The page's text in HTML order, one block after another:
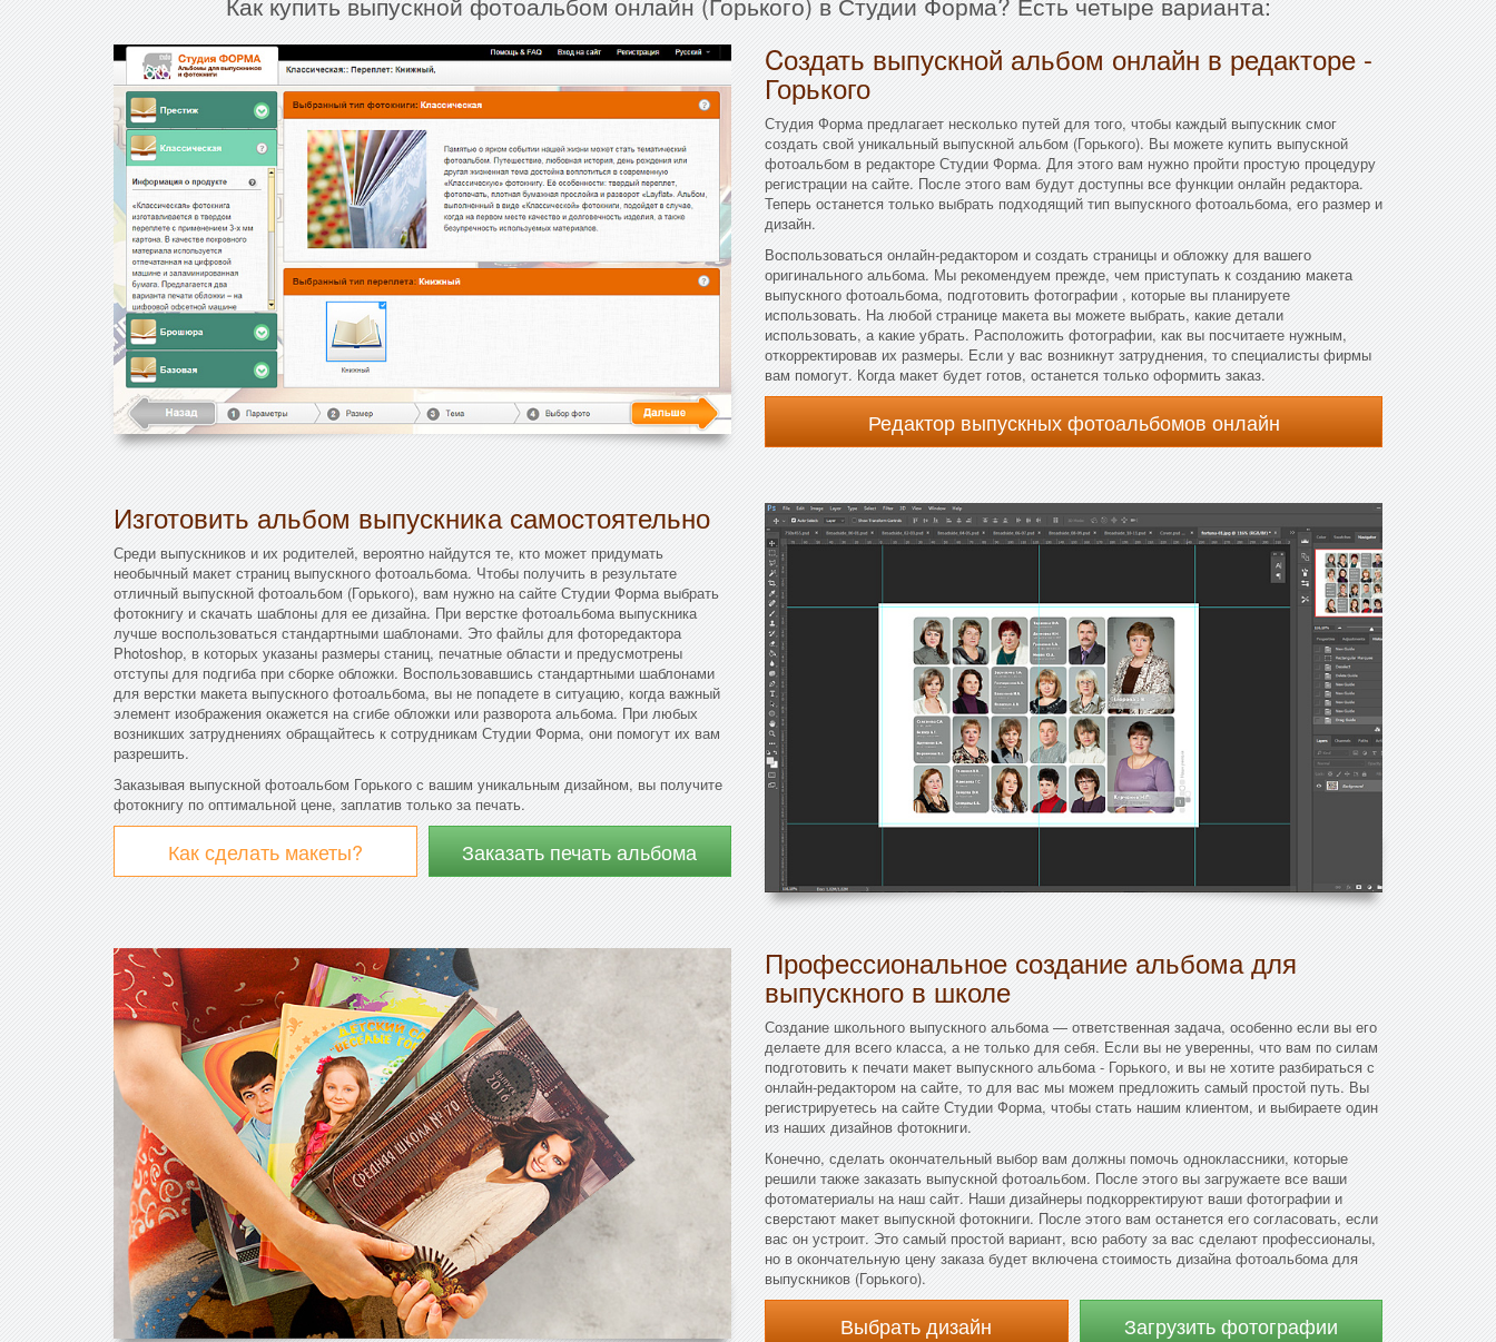
Cоздать выпускной альбом онлайн в редакторе -
Горького
Студия Форма предлагает несколько путей для того, чтобы каждый выпускник смог
создать свой уникальный выпускной альбом (Горького). Вы можете купить выпускной
фотоальбом в редакторе Студии Форма. Для этого вам нужно пройти простую процедуру
регистрации на сайте. После этого вам будут доступны все функции онлайн редактора.
Теперь останется только выбрать подходящий тип выпускного фотоальбома, его размер и
дизайн.
Воспользоваться онлайн-редактором и создать страницы и обложку для вашего
оригинального альбома. Мы рекомендуем прежде, чем приступать к созданию макета
выпускного фотоальбома, подготовить фотографии , которые вы планируете
использовать. На любой странице макета вы можете выбрать, какие детали
использовать, а какие убрать. Расположить фотографии, как вы посчитаете нужным,
откорректировав их размеры. Если у вас возникнут затруднения, то специалисты фирмы
вам помогут. Когда макет будет готов, останется только оформить заказ.
Редактор выпускных фотоальбомов онлайн
Изготовить альбом выпускника самостоятельно
Среди выпускников и их родителей, вероятно найдутся те, кто может придумать
необычный макет страниц выпускного фотоальбома. Чтобы получить в результате
отличный выпускной фотоальбом (Горького), вам нужно на сайте Студии Форма выбрать
фотокнигу и скачать шаблоны для ее дизайна. При верстке фотоальбома выпускника
лучше воспользоваться стандартными шаблонами. Это файлы для фоторедактора
Photoshop, в которых указаны размеры станиц, печатные области и предусмотрены
отступы для подгиба при сборке обложки. Воспользовавшись стандартными шаблонами
для верстки макета выпускного фотоальбома, вы не попадете в ситуацию, когда важный
элемент изображения окажется на сгибе обложки или разворота альбома. При любых
возникших затруднениях обращайтесь к сотрудникам Студии Форма, они помогут их вам
разрешить.
Заказывая выпускной фотоальбом Горького с вашим уникальным дизайном, вы получите
фотокнигу по оптимальной цене, заплатив только за печать.
Как сделать макеты? Заказать печать альбома
Профессиональное создание альбома для
выпускного в школе
Создание школьного выпускного альбома — ответственная задача, особенно если вы его
делаете для всего класса, а не только для себя. Если вы не уверенны, что вам по силам
подготовить к печати макет выпускного альбома - Горького, и вы не хотите разбираться с
онлайн-редактором на сайте, то для вас мы можем предложить самый простой путь. Вы
регистрируетесь на сайте Студии Форма, чтобы стать нашим клиентом, и выбираете один
из наших дизайнов фотокниги.
Конечно, сделать окончательный выбор вам должны помочь одноклассники, которые
решили также заказать выпускной фотоальбом. После этого вы загружаете все ваши
фотоматериалы на наш сайт. Наши дизайнеры подкорректируют ваши фотографии и
сверстают макет выпускной фотокниги. После этого вам останется его согласовать, если
вас он устроит. Это самый простой вариант, всю работу за вас сделают профессионалы,
но в окончательную цену заказа будет включена стоимость дизайна фотоальбома для
выпускников (Горького).
Выбрать дизайн Загрузить фотографии